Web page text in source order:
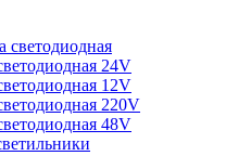
светодиодная
24V
12V
220V
48V